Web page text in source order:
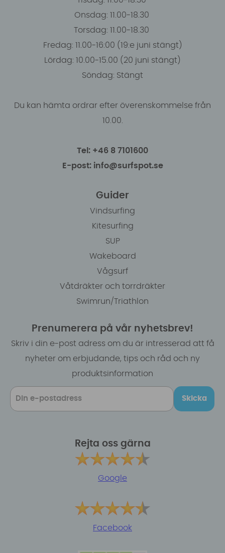
Onsdag: 11.00-18.30
Torsdag: 11.00-18.30
Fredag: 11.00-16:00 (19:e juni stängt)
Lördag: 10.00-15.00 (20 juni stängt)
Söndag: Stängt
Du kan hämta ordrar efter överenskommelse från
10.00.
Tel: +46 8 7101600
E-post: info@surfspot.se
Guider
Vindsurfing
Kitesurfing
SUP
Wakeboard
Vågsurf
Våtdräkter och torrdräkter
Swimrun/Triathlon
Prenumerera på vår nyhetsbrev!
Skriv i din e-post adress om du är intresserad att få
nyheter om erbjudande, tips och råd och ny
produktsinformation
Skicka
Rejta oss gärna
Google
Facebook